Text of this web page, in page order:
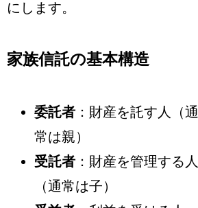
にします。
家族信託の基本構造
委託者 ：財産を託す人（通
常は親）
受託者 ：財産を管理する人
（通常は子）